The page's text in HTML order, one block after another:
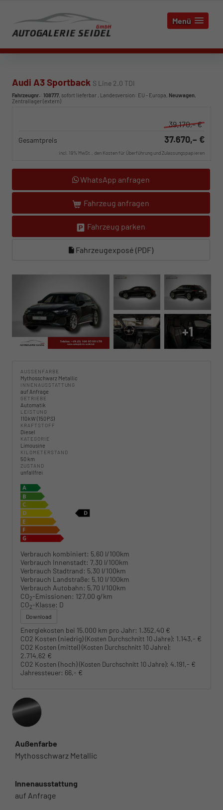
Menü
Audi A3 Sportback S Line 2.0 TDI
Fahrzeugnr.: 108777, sofort lieferbar , Landesversion: EU - Europa, Neuwagen,
Zentrallager (extern)
39.170,– €
Gesamtpreis 37.670,– €
incl. 19% MwSt., den Kosten für Überführung und Zulassungspapieren
WhatsApp anfragen
Fahrzeug anfragen
Fahrzeug parken
Fahrzeugexposé (PDF)
+1
AUSSENFARBE
Mythosschwarz Metallic
INNENAUSSTATTUNG
auf Anfrage
GETRIEBE
Automatik
LEISTUNG
110 kW (150 PS)
KRAFTSTOFF
Diesel
KATEGORIE
Limousine
KILOMETERSTAND
50 km
ZUSTAND
unfallfrei
Verbrauch kombiniert: 5,60 l/100km
Verbrauch Innenstadt: 7,30 l/100km
Verbrauch Stadtrand: 5,30 l/100km
Verbrauch Landstraße: 5,10 l/100km
Verbrauch Autobahn: 5,70 l/100km
CO2-Emissionen: 127,00 g/km
CO2-Klasse: D
Download
Energiekosten bei 15.000 km pro Jahr: 1.352,40 €
CO2 Kosten (niedrig)(Kosten Durchschnitt 10 Jahre): 1.143,- €
CO2 Kosten (mittel)(Kosten Durchschnitt 10 Jahre):
2.714,62 €
CO2 Kosten (hoch)(Kosten Durchschnitt 10 Jahre): 4.191,- €
Jahressteuer: 66,- €
Außenfarbe
Mythosschwarz Metallic
Innenausstattung
auf Anfrage